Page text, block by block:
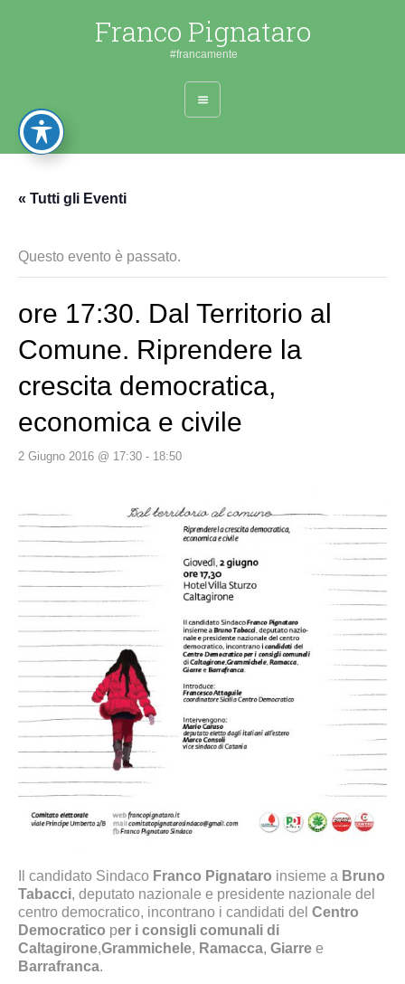
Franco Pignataro
#francamente
« Tutti gli Eventi
Questo evento è passato.
ore 17:30. Dal Territorio al
Comune. Riprendere la
crescita democratica,
economica e civile
2 Giugno 2016 @ 17:30 - 18:50
Il candidato Sindaco Franco Pignataro insieme a Bruno
Tabacci, deputato nazionale e presidente nazionale del
centro democratico, incontrano i candidati del Centro
Democratico per i consigli comunali di
Caltagirone,Grammichele, Ramacca, Giarre e
Barrafranca.